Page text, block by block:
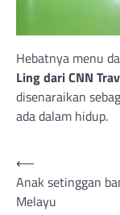
Hebatnya menu
Ling dari CNN
disenaraikan
ada dalam hidup.
Post
navigation
⟵
Anak setinggan
Melayu